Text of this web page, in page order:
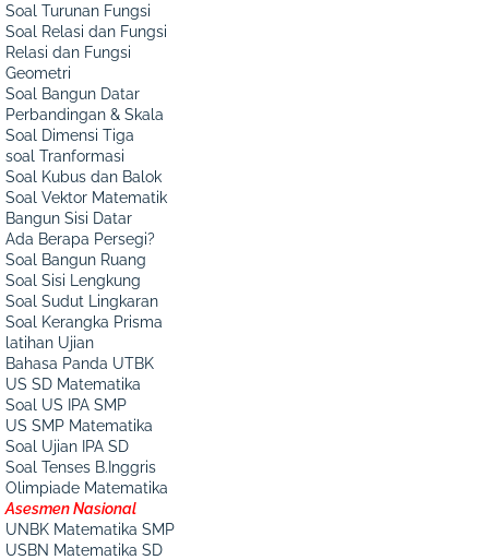
Soal Turunan Fungsi
Soal Relasi dan Fungsi
Relasi dan Fungsi
Geometri
Soal Bangun Datar
Perbandingan & Skala
Soal Dimensi Tiga
soal Tranformasi
Soal Kubus dan Balok
Soal Vektor Matematik
Bangun Sisi Datar
Ada Berapa Persegi?
Soal Bangun Ruang
Soal Sisi Lengkung
Soal Sudut Lingkaran
Soal Kerangka Prisma
latihan Ujian
Bahasa Panda UTBK
US SD Matematika
Soal US IPA SMP
US SMP Matematika
Soal Ujian IPA SD
Soal Tenses B.Inggris
Olimpiade Matematika
Asesmen Nasional
UNBK Matematika SMP
USBN Matematika SD